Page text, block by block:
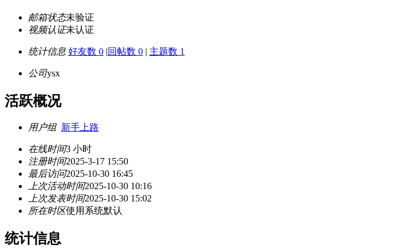
邮箱状态未验证
视频认证未认证
统计信息 好友数 0 |回帖数 0 | 主题数 1
公司ysx
活跃概况
用户组 新手上路
在线时间3 小时
注册时间2025-3-17 15:50
最后访问2025-10-30 16:45
上次活动时间2025-10-30 10:16
上次发表时间2025-10-30 15:02
所在时区使用系统默认
统计信息